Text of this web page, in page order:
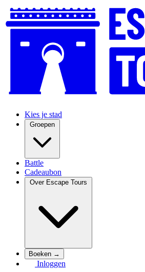
Kies je stad
Groepen
Battle
Cadeaubon
Over Escape Tours
Boeken →
Inloggen